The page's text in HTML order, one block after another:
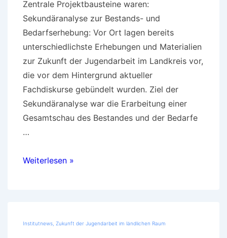
Zentrale Projektbausteine waren:
Sekundäranalyse zur Bestands- und
Bedarfserhebung: Vor Ort lagen bereits
unterschiedlichste Erhebungen und Materialien
zur Zukunft der Jugendarbeit im Landkreis vor,
die vor dem Hintergrund aktueller
Fachdiskurse gebündelt wurden. Ziel der
Sekundäranalyse war die Erarbeitung einer
Gesamtschau des Bestandes und der Bedarfe
…
Zukunftsplan
Weiterlesen »
Institutnews Zukunft der Jugendarbeit im ländlichen Raum